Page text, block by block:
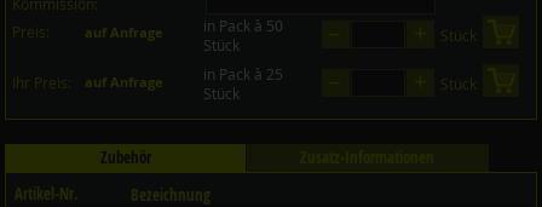
Preis:
auf Anfrage
in Pack à 50
Stück
Stück
Ihr Preis: auf Anfrage
in Pack à 25
Stück
Stück
Zubehör
Artikel-Nr.
Bezeichnung